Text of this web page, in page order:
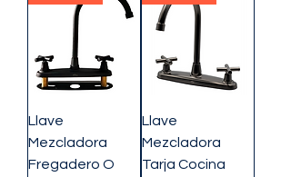
Llave
Mezcladora
Fregadero O
Llave
Mezcladora
Tarja Cocina